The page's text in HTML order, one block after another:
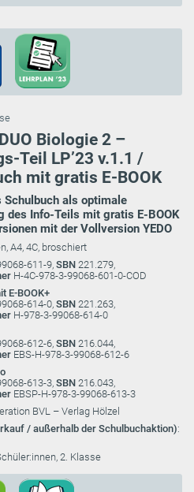
Biologie 2 –
Teil LP’23 v.1.1 /
mit gratis E-BOOK
Schulbuch als optimale
des Info-Teils mit gratis E-BOOK
mit der Vollversion YEDO
A4, 4C, broschiert
611-9,SBN 221.279,
H-4C-978-3-99068-601-0-COD
E-BOOK+
614-0,SBN 221.263,
H-978-3-99068-614-0
612-6,SBN 216.044,
EBS-H-978-3-99068-612-6
613-3,SBN 216.043,
EBSP-H-978-3-99068-613-3
BVL – Verlag Hölzel
/ außerhalb der Schulbuchaktion):
2. Klasse